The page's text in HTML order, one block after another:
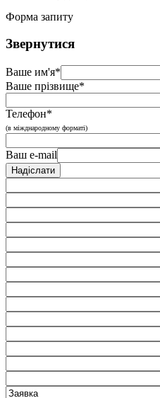
Форма запиту
Звернутися
Ваше им'я*
Ваше прізвище*
Телефон*
(в міжднародному форматі)
Ваш e-mail